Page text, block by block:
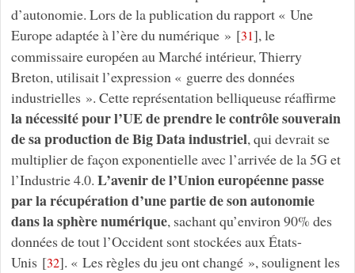
d’autonomie. Lors de la publication du rapport « Une
Europe adaptée à l’ère du numérique » [31], le
commissaire européen au Marché intérieur, Thierry
Breton, utilisait l’expression « guerre des données
industrielles ». Cette représentation belliqueuse réaffirme
la nécessité pour l’UE de prendre le contrôle souverain
de sa production de Big Data industriel, qui devrait se
multiplier de façon exponentielle avec l’arrivée de la 5G et
l’Industrie 4.0. L’avenir de l’Union européenne passe
par la récupération d’une partie de son autonomie
dans la sphère numérique, sachant qu’environ 90% des
données de tout l’Occident sont stockées aux États-
Unis [32]. « Les règles du jeu ont changé », soulignent les